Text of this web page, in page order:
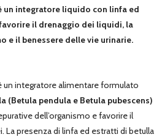
un integratore liquido con linfa ed
il drenaggio dei liquidi, la
e il benessere delle vie urinarie.
un integratore alimentare formulato
(Betula pendula e Betula pubescens)
dell’organismo e favorire il
La presenza di linfa ed estratti di betulla